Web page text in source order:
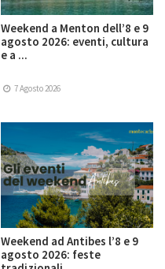
Weekend a Menton dell’8 e 9
agosto 2026: eventi, cultura
e a ...
7 Agosto 2026
Weekend ad Antibes l’8 e 9
agosto 2026: feste